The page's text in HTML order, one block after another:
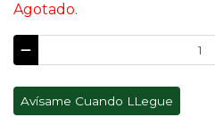
Agotado.
Avísame Cuando LLegue